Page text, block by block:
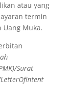
atau yang
termin
Uang Muka.
Surat